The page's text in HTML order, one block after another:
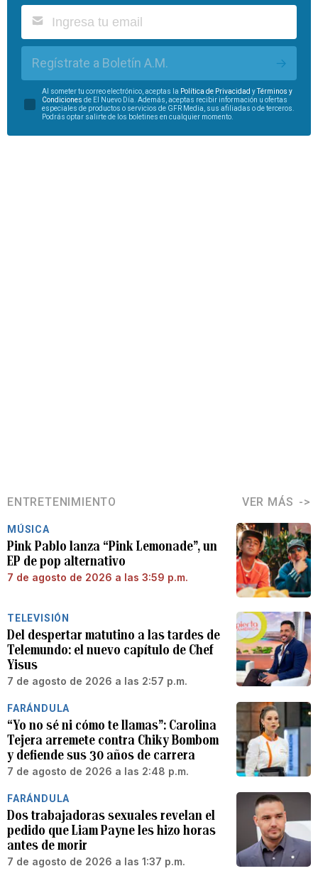
Regístrate a Boletín A.M.
Al someter tu correo electrónico, aceptas la Política de Privacidad yTérminos y
Condiciones de El Nuevo Día. Además, aceptas recibir información u ofertas
especiales de productos o servicios de GFR Media, sus afiliadas o de terceros.
Podrás optar salirte de los boletines en cualquier momento.
ENTRETENIMIENTO VER MÁS
MÚSICA
Pink Pablo lanza “Pink Lemonade”, un
EP de pop alternativo
7 de agosto de 2026 a las 3:59 p.m.
TELEVISIÓN
Del despertar matutino a las tardes de
Telemundo: el nuevo capítulo de Chef
Yisus
7 de agosto de 2026 a las 2:57 p.m.
FARÁNDULA
“Yo no sé ni cómo te llamas”: Carolina
Tejera arremete contra Chiky Bombom
y defiende sus 30 años de carrera
7 de agosto de 2026 a las 2:48 p.m.
FARÁNDULA
Dos trabajadoras sexuales revelan el
pedido que Liam Payne les hizo horas
antes de morir
7 de agosto de 2026 a las 1:37 p.m.